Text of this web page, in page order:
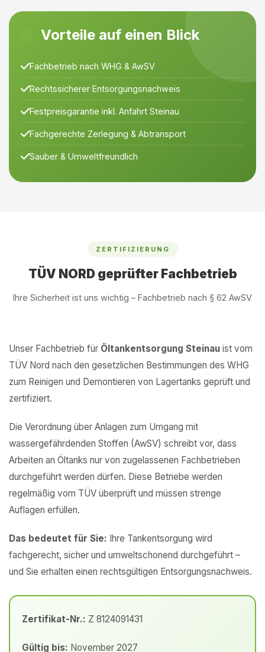
Vorteile auf einen Blick
Fachbetrieb nach WHG & AwSV
Rechtssicherer Entsorgungsnachweis
Festpreisgarantie inkl. Anfahrt Steinau
Fachgerechte Zerlegung & Abtransport
Sauber & Umweltfreundlich
ZERTIFIZIERUNG
TÜV NORD geprüfter Fachbetrieb
Ihre Sicherheit ist uns wichtig – Fachbetrieb nach § 62 AwSV
Unser Fachbetrieb für Öltankentsorgung Steinau ist vom
TÜV Nord nach den gesetzlichen Bestimmungen des WHG
zum Reinigen und Demontieren von Lagertanks geprüft und
zertifiziert.
Die Verordnung über Anlagen zum Umgang mit
wassergefährdenden Stoffen (AwSV) schreibt vor, dass
Arbeiten an Öltanks nur von zugelassenen Fachbetrieben
durchgeführt werden dürfen. Diese Betriebe werden
regelmäßig vom TÜV überprüft und müssen strenge
Auflagen erfüllen.
Das bedeutet für Sie: Ihre Tankentsorgung wird
fachgerecht, sicher und umweltschonend durchgeführt –
und Sie erhalten einen rechtsgültigen Entsorgungsnachweis.
Zertifikat-Nr.: Z 8124091431
Gültig bis: November 2027